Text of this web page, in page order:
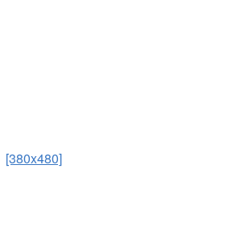
[380x480]